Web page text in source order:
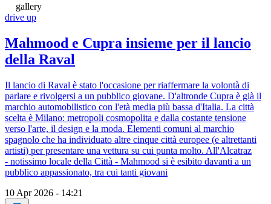
gallery
drive up
Mahmood e Cupra insieme per il lancio
della Raval
Il lancio di Raval è stato l'occasione per riaffermare la volontà di
parlare e rivolgersi a un pubblico giovane. D'altronde Cupra è già il
marchio automobilistico con l'età media più bassa d'Italia. La città
scelta è Milano: metropoli cosmopolita e dalla costante tensione
verso l'arte, il design e la moda. Elementi comuni al marchio
spagnolo che ha individuato altre cinque città europee (e altrettanti
artisti) per presentare una vettura su cui punta molto. All'Alcatraz
- notissimo locale della Città - Mahmood si è esibito davanti a un
pubblico appassionato, tra cui tanti giovani
10 Apr 2026 - 14:21